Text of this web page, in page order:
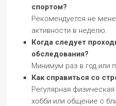
спортом?
Рекомендуется не
активности в неделю.
Когда следует
обследования?
Минимум раз в год или
Как справиться со
Регулярная
хобби или общение с